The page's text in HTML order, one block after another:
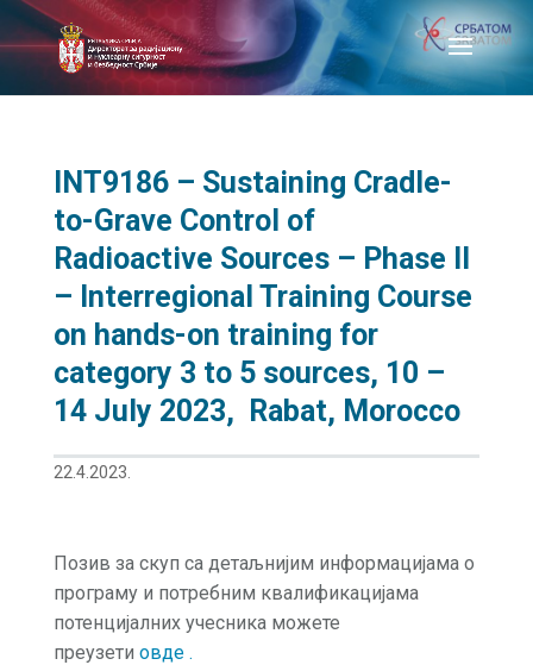
INT9186 – Sustaining Cradle-
to-Grave Control of
Radioactive Sources – Phase II
– Interregional Training Course
on hands-on training for
category 3 to 5 sources, 10 –
14 July 2023, Rabat, Morocco
22.4.2023.
Позив за скуп са детаљнијим информацијама о
програму и потребним квалификацијама
потенцијалних учесника можете
преузети овде .